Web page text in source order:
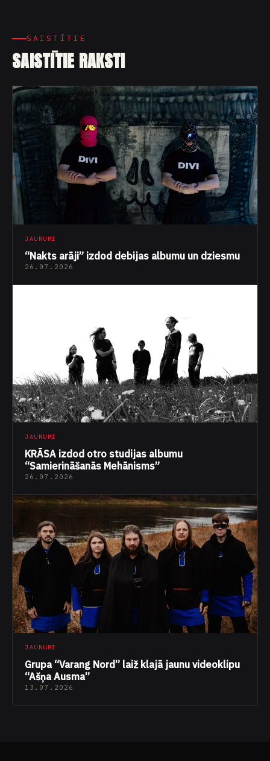
SAISTĪTIE
SAISTĪTIE RAKSTI
JAUNUMI
“Nakts arāji” izdod debijas albumu un dziesmu
26.07.2026
JAUNUMI
KRĀSA izdod otro studijas albumu
“Samierināšanās Mehānisms”
26.07.2026
JAUNUMI
Grupa “Varang Nord” laiž klajā jaunu videoklipu
“Ašņa Ausma”
13.07.2026